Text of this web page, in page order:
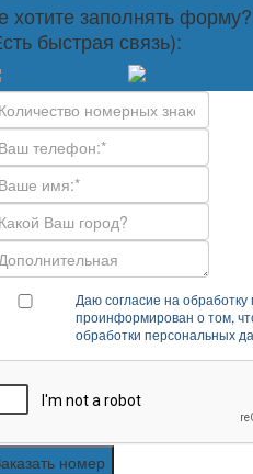
хотите заполнять форму?
быстрая связь):
Даю согласие на
проинформирован о том,
обработки персональных
номер